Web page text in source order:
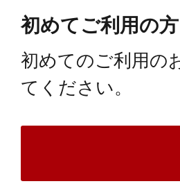
初めてご利用の方
初めてのご利用の
てください。